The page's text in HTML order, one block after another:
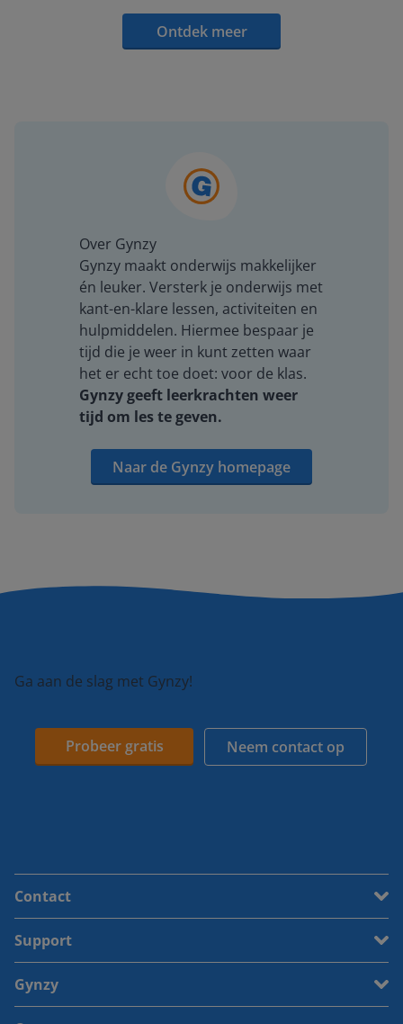
Ontdek meer
Over Gynzy
Gynzy maakt onderwijs makkelijker
én leuker. Versterk je onderwijs met
kant-en-klare lessen, activiteiten en
hulpmiddelen. Hiermee bespaar je
tijd die je weer in kunt zetten waar
het er echt toe doet: voor de klas.
Gynzy geeft leerkrachten weer
tijd om les te geven.
Naar de Gynzy homepage
Ga aan de slag met Gynzy!
Probeer gratis Neem contact op
Contact
Support
Gynzy